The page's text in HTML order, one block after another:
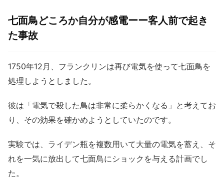
七面鳥どころか自分が感電ーー客人前で起き
た事故
1750年12月、フランクリンは再び電気を使って七面鳥を
処理しようとしました。
彼は「電気で殺した鳥は非常に柔らかくなる」と考えてお
り、その効果を確かめようとしていたのです。
実験では、ライデン瓶を複数用いて大量の電気を蓄え、そ
れを一気に放出して七面鳥にショックを与える計画でし
た。